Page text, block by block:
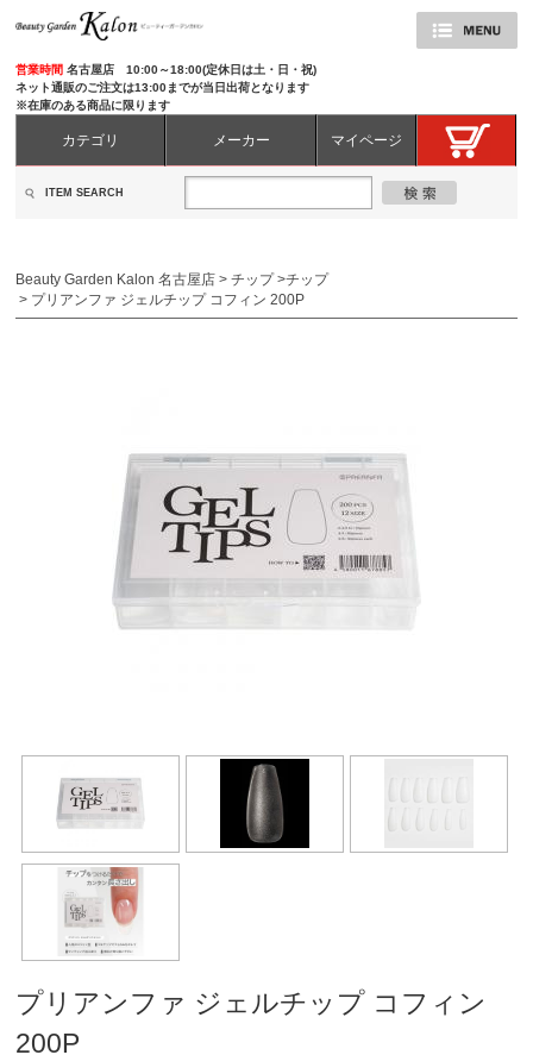
営業時間名古屋店 10:00～18:00(定休日は土・日・祝)
ネット通販のご注文は13:00までが当日出荷となります
※在庫のある商品に限ります
カテゴリ メーカー マイページ
ITEM SEARCH
Beauty Garden Kalon 名古屋店 >チップ>チップ
> プリアンファ ジェルチップ コフィン 200P
プリアンファ ジェルチップ コフィン
200P